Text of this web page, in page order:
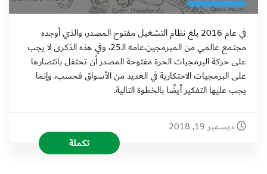
في عام 2016 بلغ نظام التشغيل مفتوح المصدر، والذي أوجده
مجتمع عالمي من المبرمجين،عامه الـ25، وفي هذه الذكرى لا يجب
على حركة البرمجيات الحرة مفتوحة المصدر أن تحتفل بانتصارها
على البرمجيات الاحتكارية في العديد من الأسواق فحسب، وإنما
يجب عليها التفكير أيضًا بالخطوة التالية.
ديسمبر 19, 2018
تكملة